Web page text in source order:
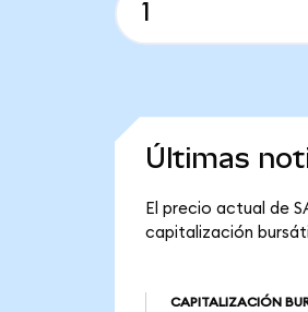
Últimas
El precio actual de
capitalización
CAPITALIZACIÓN